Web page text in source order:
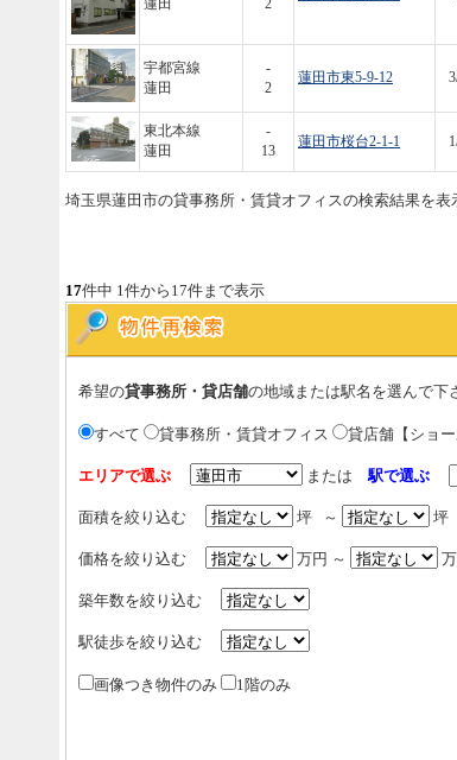
蓮田
2
宇都宮線
蓮田
-
2
蓮田市東5-9-12
東北本線
蓮田
-
13
蓮田市桜台2-1-1
埼玉県蓮田市の貸事務所・賃貸オフィスの検索結果を表
17件中 1件から17件まで表示
希望の貸事務所・貸店舗の地域または駅名を選んで下
すべて 貸事務所・賃貸オフィス 貸店舗【ショ
エリアで選ぶ または駅で選ぶ
面積を絞り込む 坪 ～ 坪
価格を絞り込む 万円 ～
築年数を絞り込む
駅徒歩を絞り込む
画像つき物件のみ 1階のみ